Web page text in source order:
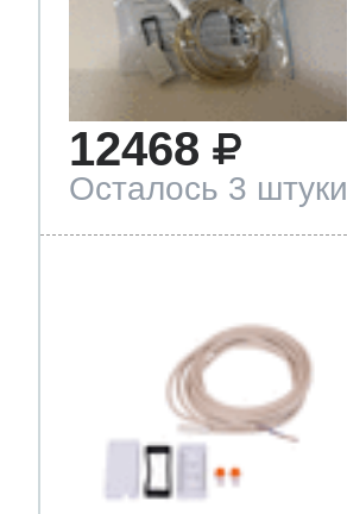
12468
Осталось 3 штуки